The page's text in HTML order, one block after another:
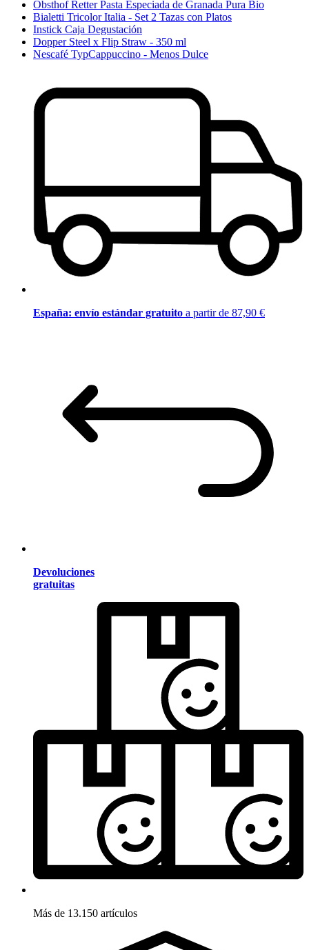
Obsthof Retter Pasta Especiada de Granada Pura Bio
Bialetti Tricolor Italia - Set 2 Tazas con Platos
Instick Caja Degustación
Dopper Steel x Flip Straw - 350 ml
Nescafé TypCappuccino - Menos Dulce
España: envío estándar gratuito a partir de 87,90 €
Devoluciones
gratuitas
Más de 13.150 artículos